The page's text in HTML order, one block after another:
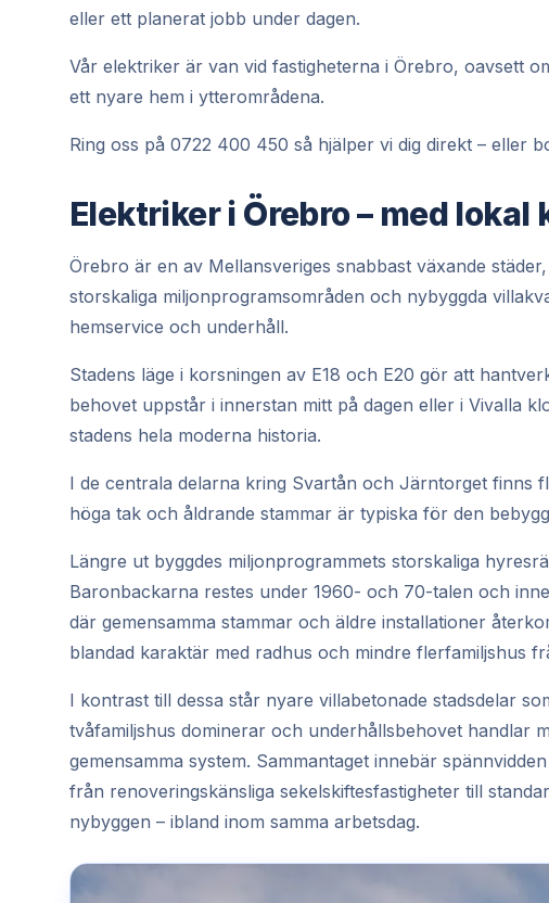
eller ett planerat jobb under dagen.
Vår elektriker är van vid fastigheterna i Örebro, oavsett
ett nyare hem i ytterområdena.
Ring oss på 0722 400 450 så hjälper vi dig direkt – eller
Elektriker i Örebro – med lokal
Örebro är en av Mellansveriges snabbast växande
storskaliga miljonprogramsområden och nybyggda
hemservice och underhåll.
Stadens läge i korsningen av E18 och E20 gör att
behovet uppstår i innerstan mitt på dagen eller i Vivalla
stadens hela moderna historia.
I de centrala delarna kring Svartån och Järntorget finns
höga tak och åldrande stammar är typiska för den
Längre ut byggdes miljonprogrammets storskaliga
Baronbackarna restes under 1960- och 70-talen och
där gemensamma stammar och äldre installationer
blandad karaktär med radhus och mindre flerfamiljshus
I kontrast till dessa står nyare villabetonade stadsdelar
tvåfamiljshus dominerar och underhållsbehovet handlar
gemensamma system. Sammantaget innebär
från renoveringskänsliga sekelskiftesfastigheter till
nybyggen – ibland inom samma arbetsdag.